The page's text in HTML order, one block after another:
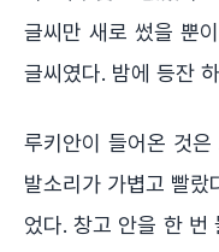
글씨만 새로 썼을 뿐
글씨였다. 밤에 등잔
루키안이 들어온 것
발소리가 가볍고 빨랐
었다. 창고 안을 한 번